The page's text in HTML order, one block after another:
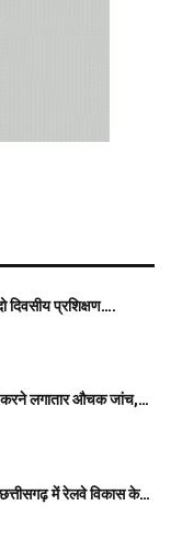
दिवसीय प्रशिक्षण….
करने लगातार औचक जांच,…
में रेलवे विकास के…